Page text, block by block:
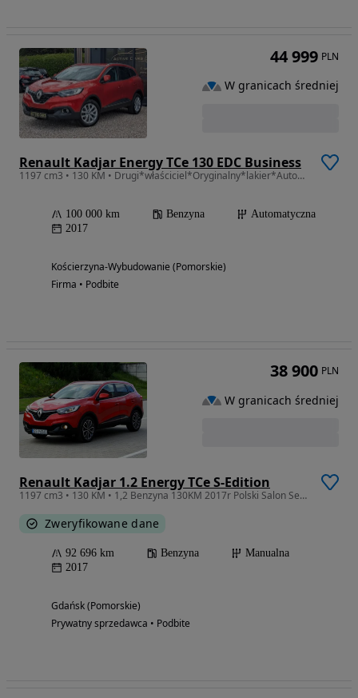
Renault Kadjar Energy TCe 130 EDC Business
1197 cm3 • 130 KM • Drugi*właściciel*Oryginalny*lakier*Automat*Półskóra*Czujniki*Parkowani
100 000 km Benzyna
Automatyczna
2017
Kościerzyna-Wybudowanie (Pomorskie)
Firma • Podbite
44 999 PLN
W granicach średniej
Renault Kadjar 1.2 Energy TCe S-Edition
1197 cm3 • 130 KM • 1,2 Benzyna 130KM 2017r Polski Salon Serwisowany Bezwypadkowy Zadbany
Zweryfikowane dane
92 696 km Benzyna
Manualna
2017
Gdańsk (Pomorskie)
Prywatny sprzedawca • Podbite
38 900 PLN
W granicach średniej